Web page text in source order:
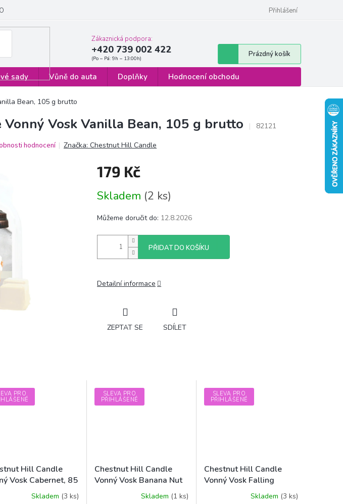
Obchodní podmínky Formulář pro odstoupení od smlouvy
Přihlášení
Zákaznická podpora:
+420 739 002 422
Nákupní
košík
Prázdný košík
sady Vůně do auta Doplňky Hodnocení obchodu
Bean, 105 g brutto
Vosk Vanilla Bean, 105 g brutto 82121
hodnocení Značka:Chestnut Hill Candle
179 Kč
cena:
Skladem (2 ks)
Můžeme doručit do: 12.8.2026
PŘIDAT DO KOŠÍKU
Detailní informace
ZEPTAT SE SDÍLET
PRO
Hill Candle
Vosk Cabernet, 85
Skladem (3 ks)
SLEVA PRO
PŘIHLÁŠENÉ
Chestnut Hill Candle
Vonný Vosk Banana Nut
Bread, 85 g brutto
Skladem (1 ks)
SLEVA PRO
PŘIHLÁŠENÉ
Chestnut Hill Candle
Vonný Vosk Falling
Snow, 105 g brutto
Skladem (3 ks)